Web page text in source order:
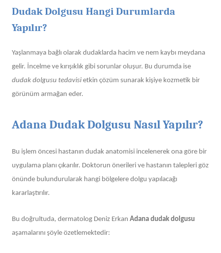
Dudak Dolgusu Hangi Durumlarda
Yapılır?
Yaşlanmaya bağlı olarak dudaklarda hacim ve nem kaybı meydana
gelir. İncelme ve kırışıklık gibi sorunlar oluşur. Bu durumda ise
dudak dolgusu tedavisi etkin çözüm sunarak kişiye kozmetik bir
görünüm armağan eder.
Adana Dudak Dolgusu Nasıl Yapılır?
Bu işlem öncesi hastanın dudak anatomisi incelenerek ona göre bir
uygulama planı çıkarılır. Doktorun önerileri ve hastanın talepleri göz
önünde bulundurularak hangi bölgelere dolgu yapılacağı
kararlaştırılır.
Bu doğrultuda, dermatolog Deniz Erkan Adana dudak dolgusu
aşamalarını şöyle özetlemektedir: